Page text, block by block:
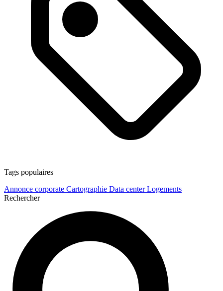
Tags populaires
Annonce corporate Cartographie Data centerLogements
Rechercher